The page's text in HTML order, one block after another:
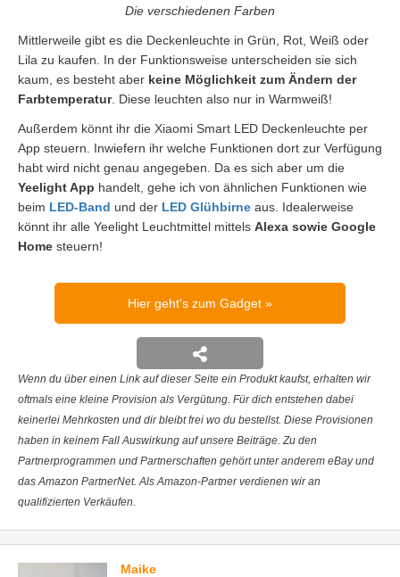
Die verschiedenen Farben
Mittlerweile gibt es die Deckenleuchte in Grün, Rot, Weiß oder
Lila zu kaufen. In der Funktionsweise unterscheiden sie sich
kaum, es besteht aber keine Möglichkeit zum Ändern der
Farbtemperatur. Diese leuchten also nur in Warmweiß!
Außerdem könnt ihr die Xiaomi Smart LED Deckenleuchte per
App steuern. Inwiefern ihr welche Funktionen dort zur Verfügung
habt wird nicht genau angegeben. Da es sich aber um die
Yeelight App handelt, gehe ich von ähnlichen Funktionen wie
beim LED-Band und der LED Glühbirne aus. Idealerweise
könnt ihr alle Yeelight Leuchtmittel mittels Alexa sowie Google
Home steuern!
Hier geht's zum Gadget
Wenn du über einen Link auf dieser Seite ein Produkt kaufst, erhalten wir
oftmals eine kleine Provision als Vergütung. Für dich entstehen dabei
keinerlei Mehrkosten und dir bleibt frei wo du bestellst. Diese Provisionen
haben in keinem Fall Auswirkung auf unsere Beiträge. Zu den
Partnerprogrammen und Partnerschaften gehört unter anderem eBay und
das Amazon PartnerNet. Als Amazon-Partner verdienen wir an
qualifizierten Verkäufen.
Maike